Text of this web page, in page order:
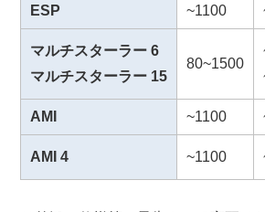
ESP ~1100
マルチスターラー 6
マルチスターラー 15
80~1500
AMI ~1100
AMI 4 ~1100